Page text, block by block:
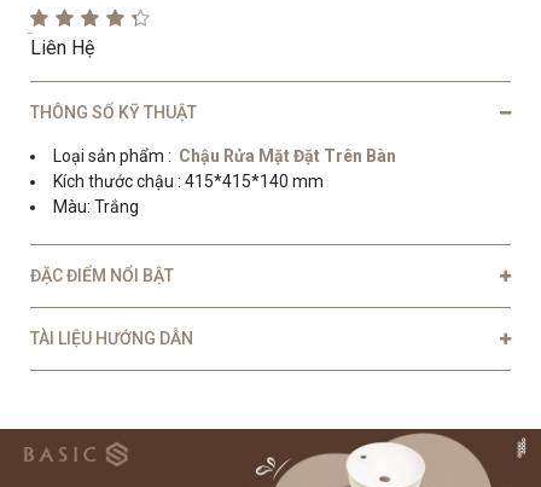
Liên Hệ
THÔNG SỐ KỸ THUẬT
Loại sản phẩm : Chậu Rửa Mặt Đặt Trên Bàn
Kích thước chậu : 415*415*140 mm
Màu: Trắng
ĐẶC ĐIỂM NỔI BẬT
TÀI LIỆU HƯỚNG DẪN